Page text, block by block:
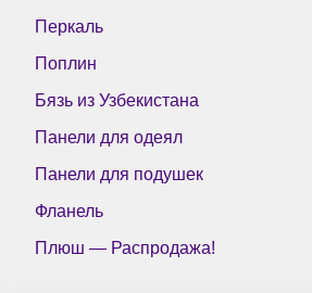
Перкаль
Поплин
Бязь из Узбекистана
Панели для одеял
Панели для подушек
Фланель
Плюш — Распродажа!